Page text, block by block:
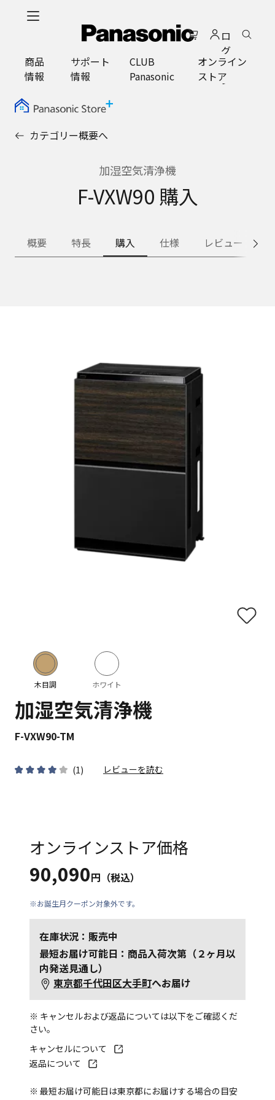
ロ
グ
イ
ン
商品
情報
サポート
情報
CLUB
Panasonic
オンライン
ストア
カテゴリー概要へ
加湿空気清浄機
F-VXW90 購入
概要 特長 購入 仕様 レビュー
木目調 ホワイト
加湿空気清浄機
F-VXW90-TM
(1) レビューを読む
オンラインストア価格
90,090円（税込）
※お誕生月クーポン対象外です。
在庫状況：販売中
最短お届け可能日：商品入荷次第（２ヶ月以
内発送見通し）
東京都千代田区大手町へお届け
※ キャンセルおよび返品については以下をご確認くだ
さい。
キャンセルについて
返品について
※ 最短お届け可能日は東京都にお届けする場合の目安